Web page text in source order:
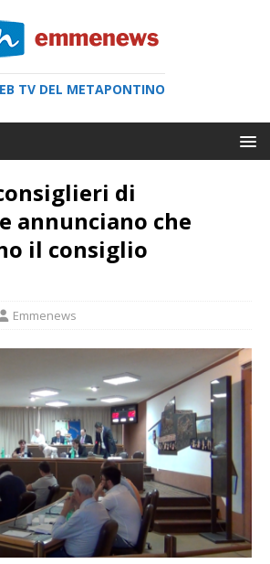
TV DEL METAPONTINO
di
annunciano che
il consiglio
Emmenews